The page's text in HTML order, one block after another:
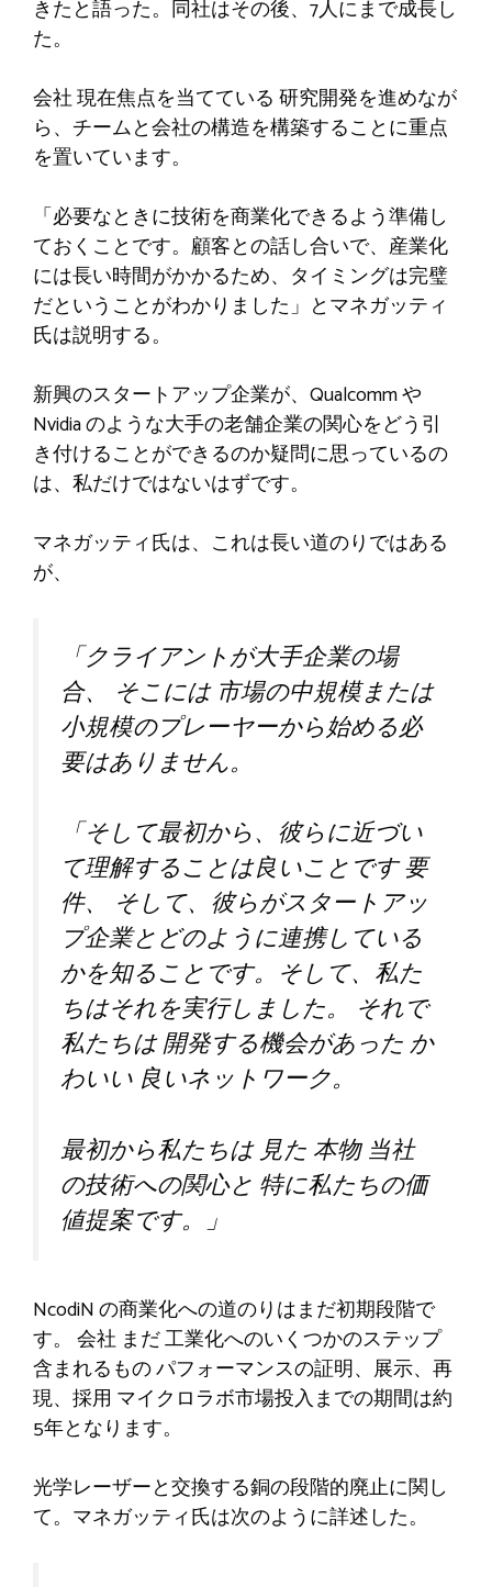
きたと語った。同社はその後、7人にまで成長し
た。
会社現在焦点を当てている 研究開発を進めなが
ら、チームと会社の構造を構築することに重点
を置いています。
「必要なときに技術を商業化できるよう準備し
ておくことです。顧客との話し合いで、産業化
には長い時間がかかるため、タイミングは完璧
だということがわかりました」とマネガッティ
氏は説明する。
新興のスタートアップ企業が、Qualcomm や
Nvidia のような大手の老舗企業の関心をどう引
き付けることができるのか疑問に思っているの
は、私だけではないはずです。
マネガッティ氏は、これは長い道のりではある
が、
「クライアントが大手企業の場
合、 そこには市場の中規模または
小規模のプレーヤーから始める必
要はありません。
「そして最初から、彼らに近づい
て理解することは良いことです要
件、
そして、彼らがスタートアッ
プ企業とどのように連携している
かを知ることです。そして、私た
ちはそれを実行しました。 それで
私たちは開発する機会があったか
わいい 良いネットワーク。
最初から私たちは見た本物当社
の技術への関心と 特に私たちの価
値提案です。」
NcodiN の商業化への道のりはまだ初期段階で
す。 会社 まだ工業化へのいくつかのステップ
含まれるものパフォーマンスの証明、展示、再
現、採用 マイクロラボ市場投入までの期間は約
5年となります。
光学レーザーと交換する銅の段階的廃止に関し
て。マネガッティ氏は次のように詳述した。